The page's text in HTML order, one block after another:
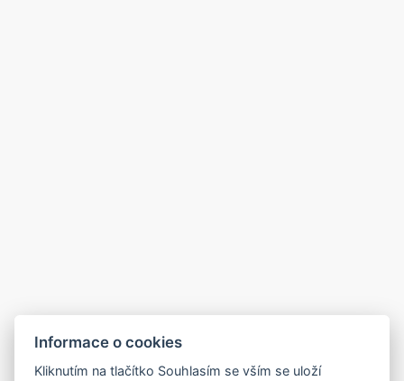
Informace o cookies
Kliknutím na tlačítko Souhlasím se vším se uloží